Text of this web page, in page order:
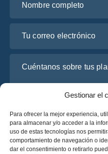
Gestionar el
Para ofrecer la mejor experiencia,
para almacenar y/o acceder a la
uso de estas tecnologías nos
comportamiento de navegación o
dar el consentimiento o retirarlo